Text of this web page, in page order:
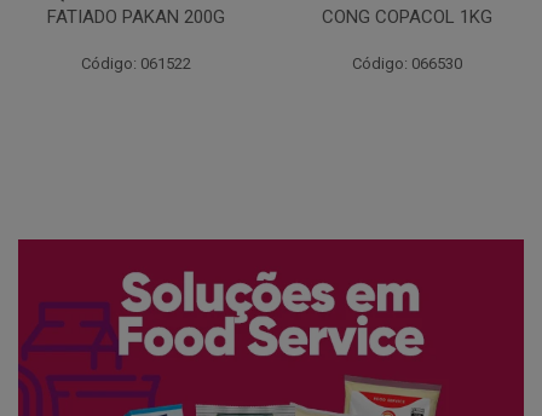
FATIADO PAKAN 200G
Código: 061522
CONG COPACOL 1KG
Código: 066530